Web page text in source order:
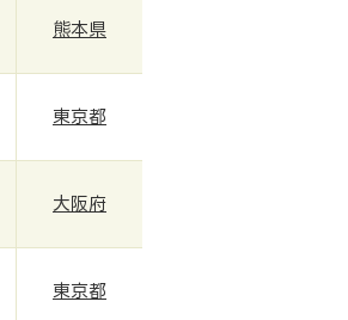
熊本県
東京都
大阪府
東京都